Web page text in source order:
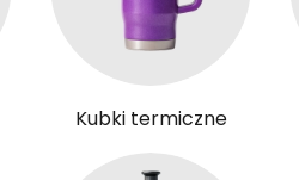
Kubki termiczne